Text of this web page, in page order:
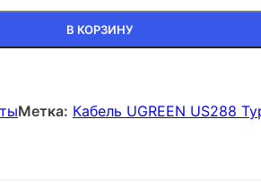
В КОРЗИНУ
Метка: Кабель UGREEN US288